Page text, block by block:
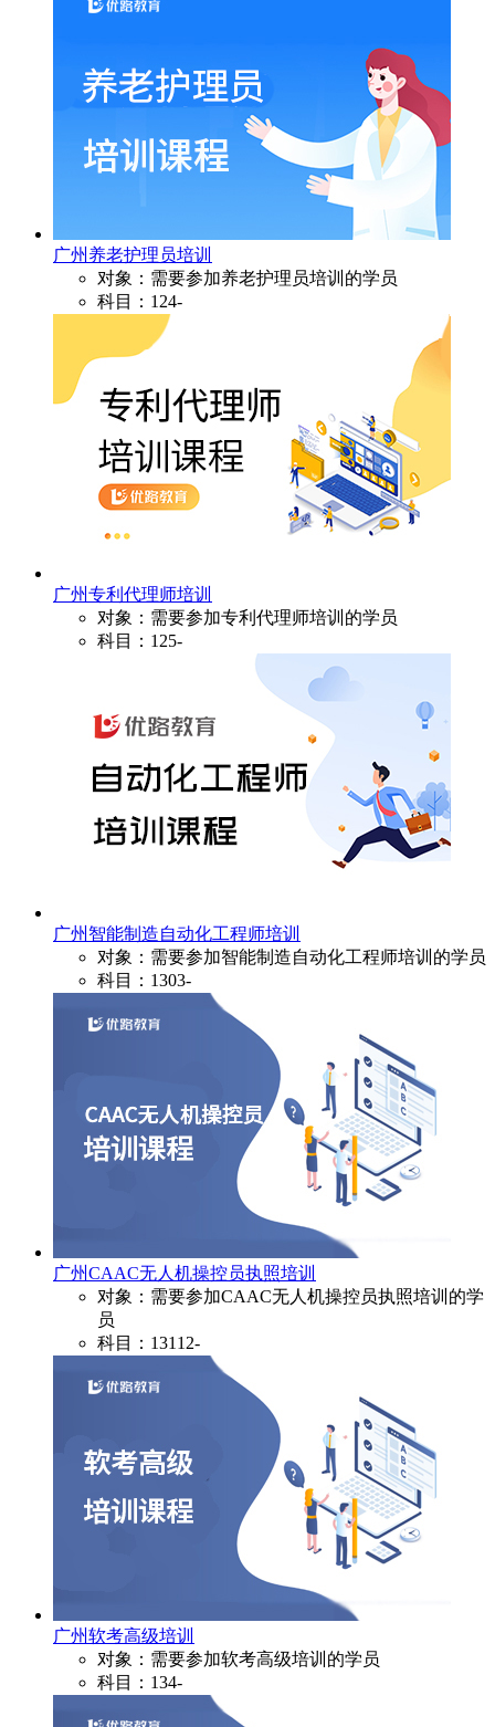
广州养老护理员培训
对象：需要参加养老护理员培训的学员
科目：124-
广州专利代理师培训
对象：需要参加专利代理师培训的学员
科目：125-
广州智能制造自动化工程师培训
对象：需要参加智能制造自动化工程师培训的学员
科目：1303-
广州CAAC无人机操控员执照培训
对象：需要参加CAAC无人机操控员执照培训的学
员
科目：13112-
广州软考高级培训
对象：需要参加软考高级培训的学员
科目：134-